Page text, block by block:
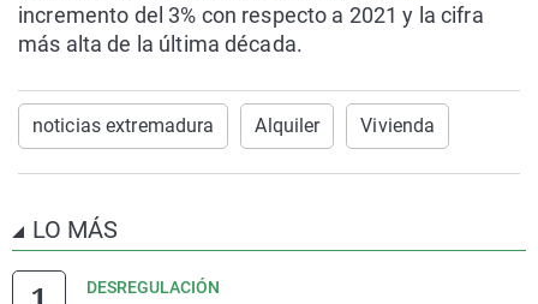
incremento del 3% con respecto a 2021 y la cifra
más alta de la última década.
noticias extremadura Alquiler Vivienda
LO MÁS
DESREGULACIÓN